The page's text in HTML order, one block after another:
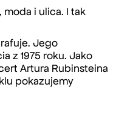
moda i ulica. I tak
Jego
z 1975 roku. Jako
Artura Rubinsteina
pokazujemy